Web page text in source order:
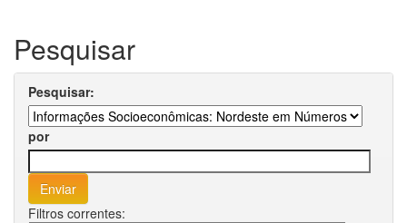
Pesquisar
Pesquisar:
por
Filtros correntes: